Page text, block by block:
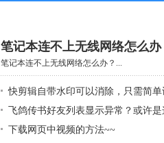
笔记本连不上无线网络怎么办
笔记本连不上无线网络怎么办？...
快剪辑自带水印可以消除，只需简单
飞鸽传书好友列表显示异常？或许
下载网页中视频的方法~~